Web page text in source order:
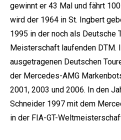
gewinnt er 43 Mal und fährt
wird der 1964 in St. Ingbert
1995 in der noch als Deutsche
Meisterschaft laufenden DTM.
ausgetragenen Deutschen
der Mercedes-AMG
2001, 2003 und 2006. In den
Schneider 1997 mit dem
in der FIA-GT-